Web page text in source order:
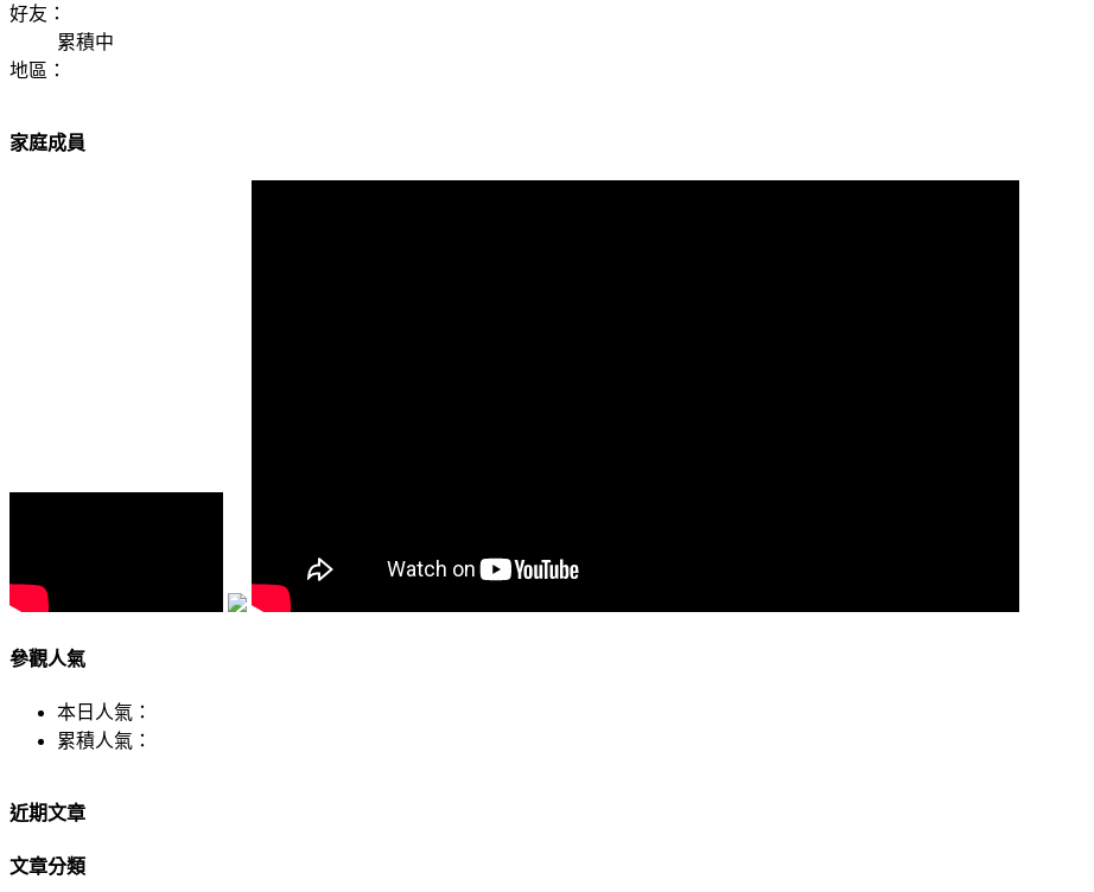
好友：
累積中
地區：
家庭成員
參觀人氣
本日人氣：
累積人氣：
近期文章
文章分類